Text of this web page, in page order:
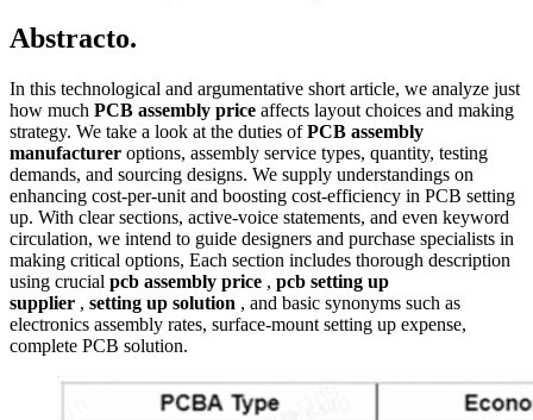
Abstracto.
In this technological and argumentative short article, we analyze just
how much PCB assembly price affects layout choices and making
strategy. We take a look at the duties ofPCB assembly
manufacturer options, assembly service types, quantity, testing
demands, and sourcing designs. We supply understandings on
enhancing cost-per-unit and boosting cost-efficiency in PCB setting
up. With clear sections, active‑voice statements, and even keyword
circulation, we intend to guide designers and purchase specialists in
making critical options, Each section includes thorough description
using crucial pcb assembly price , pcb setting up
supplier , setting up solution , and basic synonyms such as
electronics assembly rates, surface‑mount setting up expense,
complete PCB solution.